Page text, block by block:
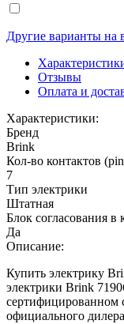
Другие варианты на
Отзывы
Оплата и
Характеристики:
Бренд
Brink
Кол-во контактов
7
Тип электрики
Штатная
Блок согласования в
Да
Описание:
Купить электрику
электрики Brink
сертифицированном
официального